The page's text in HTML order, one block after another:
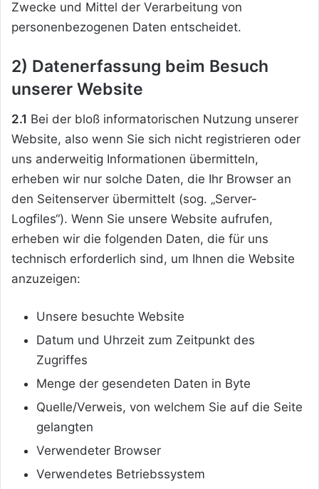
Zwecke und Mittel der Verarbeitung von
personenbezogenen Daten entscheidet.
2) Datenerfassung beim Besuch
unserer Website
2.1 Bei der bloß informatorischen Nutzung unserer
Website, also wenn Sie sich nicht registrieren oder
uns anderweitig Informationen übermitteln,
erheben wir nur solche Daten, die Ihr Browser an
den Seitenserver übermittelt (sog. „Server-
Logfiles“). Wenn Sie unsere Website aufrufen,
erheben wir die folgenden Daten, die für uns
technisch erforderlich sind, um Ihnen die Website
anzuzeigen:
Unsere besuchte Website
Datum und Uhrzeit zum Zeitpunkt des
Zugriffes
Menge der gesendeten Daten in Byte
Quelle/Verweis, von welchem Sie auf die Seite
gelangten
Verwendeter Browser
Verwendetes Betriebssystem